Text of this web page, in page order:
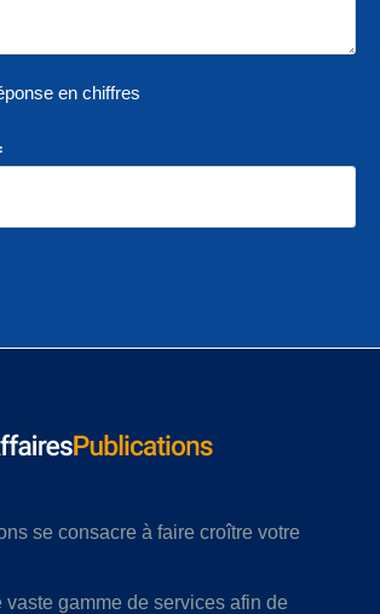
en chiffres
se consacre à faire croître votre
vaste gamme de services afin de